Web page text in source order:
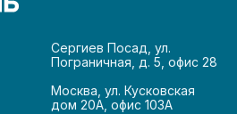
Сергиев Посад, ул.
Пограничная, д. 5, офис 28
Москва, ул. Кусковская
дом 20А, офис 103А